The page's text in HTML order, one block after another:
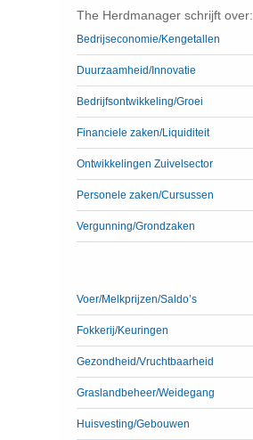
The Herdmanager schrijft over:
Bedrijseconomie/Kengetallen
Duurzaamheid/Innovatie
Bedrijfsontwikkeling/Groei
Financiele zaken/Liquiditeit
Ontwikkelingen Zuivelsector
Personele zaken/Cursussen
Vergunning/Grondzaken
Voer/Melkprijzen/Saldo’s
Fokkerij/Keuringen
Gezondheid/Vruchtbaarheid
Graslandbeheer/Weidegang
Huisvesting/Gebouwen